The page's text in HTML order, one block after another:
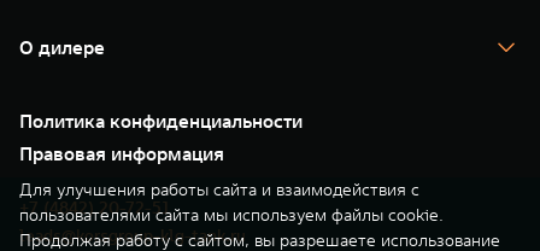
Корпоративным клиентам
Зарядные станции
Помощь на дороге
Новые цифровые сервисы TANK
Сервис
Нулевое ТО
Моторные масла
О дилере
35 лет GWM
GWM ТЕХ ДЕНЬ
Новости
Политика конфиденциальности
Правовая информация
+7 (4842) 20-72-51
leads@korsgroup-klg-tank.ru
Для улучшения работы сайта и взаимодействия с
пользователями сайта мы используем файлы cookie.
Продолжая работу с сайтом, вы разрешаете использование